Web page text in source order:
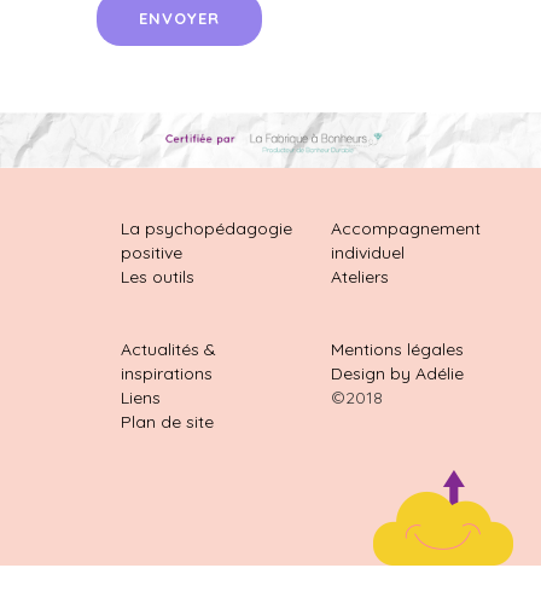
La psychopédagogie
positive
Les outils
Accompagnement
individuel
Ateliers
Actualités &
inspirations
Liens
Plan de site
Mentions légales
Design by Adélie
©2018